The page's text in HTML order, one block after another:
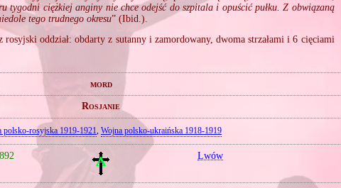
tygodni ciężkiej anginy nie chce odejść do szpitala i opuścić pułku. Z obwiązaną
tego trudnego okresu” (Ibid.).
rosyjski oddział: obdarty z sutanny i zamordowany, dwoma strzałami i 6 cięciami
mord
Rosjanie
polsko‐rosyjska 1919‐1921, Wojna polsko‐ukraińska 1918‐1919
Lwów